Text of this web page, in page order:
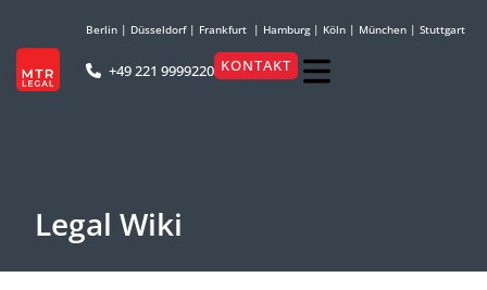
Berlin | Düsseldorf| Frankfurt | Hamburg| Köln | München | Stuttgart
+49 221 9999220 KONTAKT
Legal Wiki